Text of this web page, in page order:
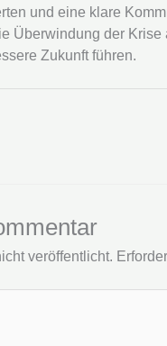
und eine klare
Überwindung der
Zukunft führen.
veröffentlicht.